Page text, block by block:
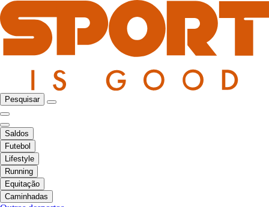
Pesquisar
Saldos
Futebol
Lifestyle
Running
Equitação
Caminhadas